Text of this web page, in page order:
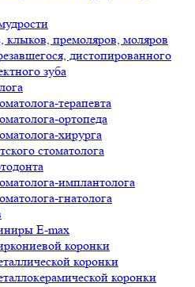
клыков, премоляров, моляров
дистопированного
зуба
терапевта
ортопеда
хирурга
стоматолога
имплантолога
гнатолога
E-max
коронки
коронки
коронки